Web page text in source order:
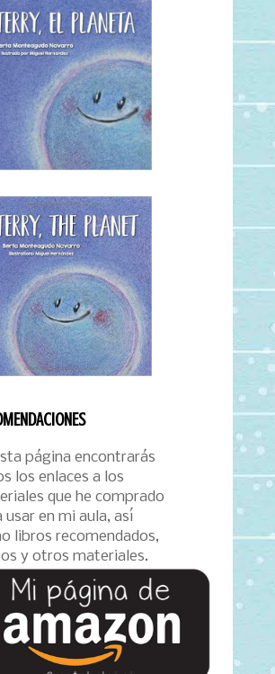
página encontrarás
los enlaces a los
que he comprado
usar en mi aula, así
libros recomendados,
y otros materiales.